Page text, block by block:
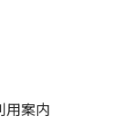
用案内